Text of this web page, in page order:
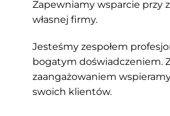
Zapewniamy wsparcie przy
własnej firmy.
Jesteśmy zespołem
bogatym doświadczeniem.
zaangażowaniem
swoich klientów.